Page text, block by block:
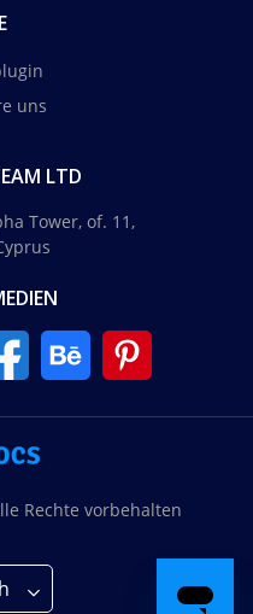
uns
LTD
Tower, of. 11,
Rechte vorbehalten